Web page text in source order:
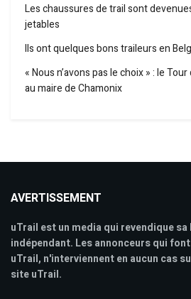
Les chaussures de trail sont
jetables
Ils ont quelques bons traileurs en
« Nous n’avons pas le choix » : le
au maire de Chamonix
AVERTISSEMENT
uTrail est un media qui revendique
indépendant. Les annonceurs qui
uTrail, n'interviennent en aucun cas
site uTrail.